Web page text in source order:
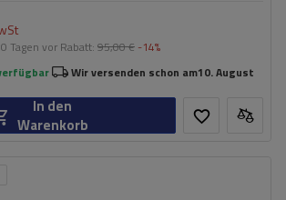
Tagen vor Rabatt: 95,00 € -14%
Wir versenden schon am10. August
In den
Warenkorb